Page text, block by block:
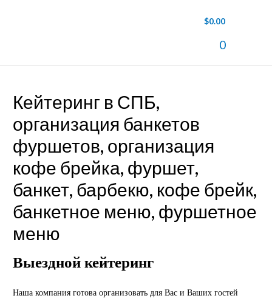
$0.00
0
Кейтеринг в СПБ,
организация банкетов
фуршетов, организация
кофе брейка, фуршет,
банкет, барбекю, кофе брейк,
банкетное меню, фуршетное
меню
Выездной кейтеринг
Наша компания готова организовать для Вас и Ваших гостей